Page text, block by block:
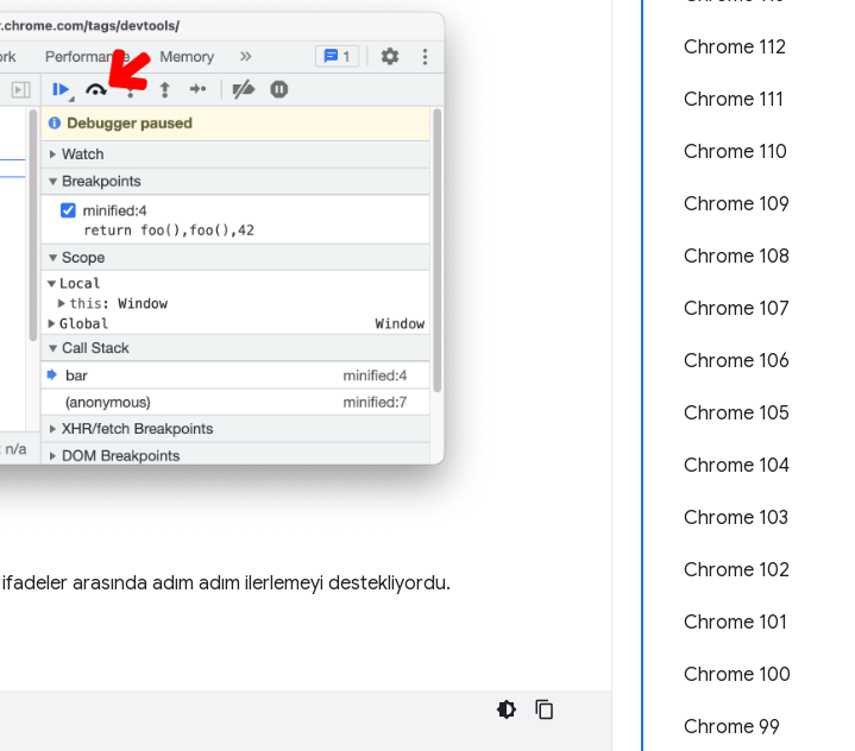
Chrome 112
Chrome 111
Chrome 110
Chrome 109
Chrome 108
Chrome 107
Chrome 106
Chrome 105
Chrome 104
Chrome 103
Chrome 102
Chrome 101
Chrome 100
Chrome 99
arasında adım adım ilerlemeyi destekliyordu.